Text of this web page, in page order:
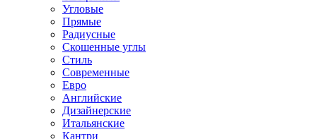
Угловые
Прямые
Радиусные
Скошенные углы
Стиль
Современные
Евро
Английские
Дизайнерские
Итальянские
Кантри